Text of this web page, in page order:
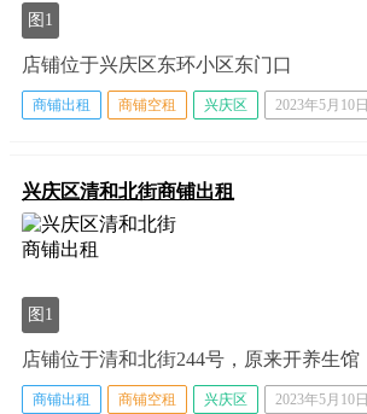
图1
店铺位于兴庆区东环小区东门口
商铺出租 商铺空租 兴庆区 2023年5月10日
兴庆区清和北街商铺出租
图1
店铺位于清和北街244号，原来开养生馆
商铺出租 商铺空租 兴庆区 2023年5月10日